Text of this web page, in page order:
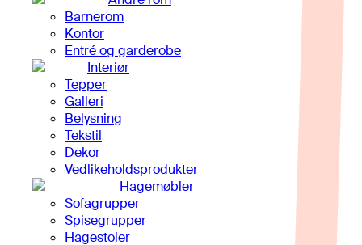
Barnerom
Kontor
Entré og garderobe
Interiør
Tepper
Galleri
Belysning
Tekstil
Dekor
Vedlikeholdsprodukter
Hagemøbler
Sofagrupper
Spisegrupper
Hagestoler